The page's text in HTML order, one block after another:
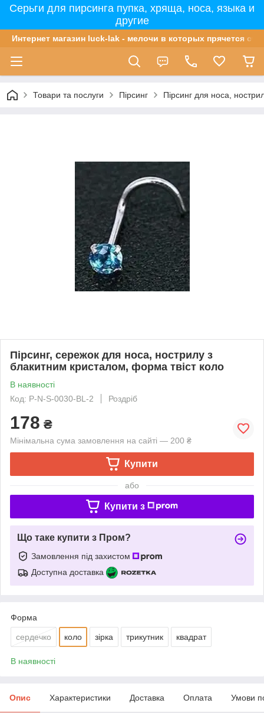
Серьги для пирсинга пупка, хряща, носа, языка и
другие
Интернет магазин luck-lak - мелочи в которых прячется
Товари та послуги Пірсинг Пірсинг для носа,
Пірсинг, сережок для носа, нострилу з
блакитним кристалом, форма твіст коло
В наявності
Код: P-N-S-0030-BL-2
Роздріб
178 ₴
Мінімальна сума замовлення на сайті — 200 ₴
Купити
або
Купити з
Що таке купити з Пром?
Замовлення під захистом
Доступна доставка
Форма
сердечко коло зірка трикутник квадрат
В наявності
Опис Характеристики Доставка Оплата Умови